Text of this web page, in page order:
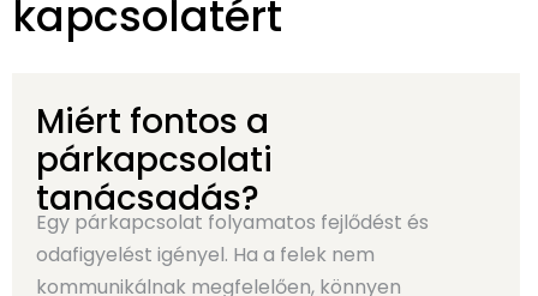
kapcsolatért
Miért fontos a
párkapcsolati
tanácsadás?
Egy párkapcsolat folyamatos fejlődést és
odafigyelést igényel. Ha a felek nem
kommunikálnak megfelelően, könnyen